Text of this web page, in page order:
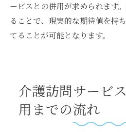
ービスとの併用が求められます
ることで、現実的な期待値を持
てることが可能となります。
介護訪問サービ
用までの流れ